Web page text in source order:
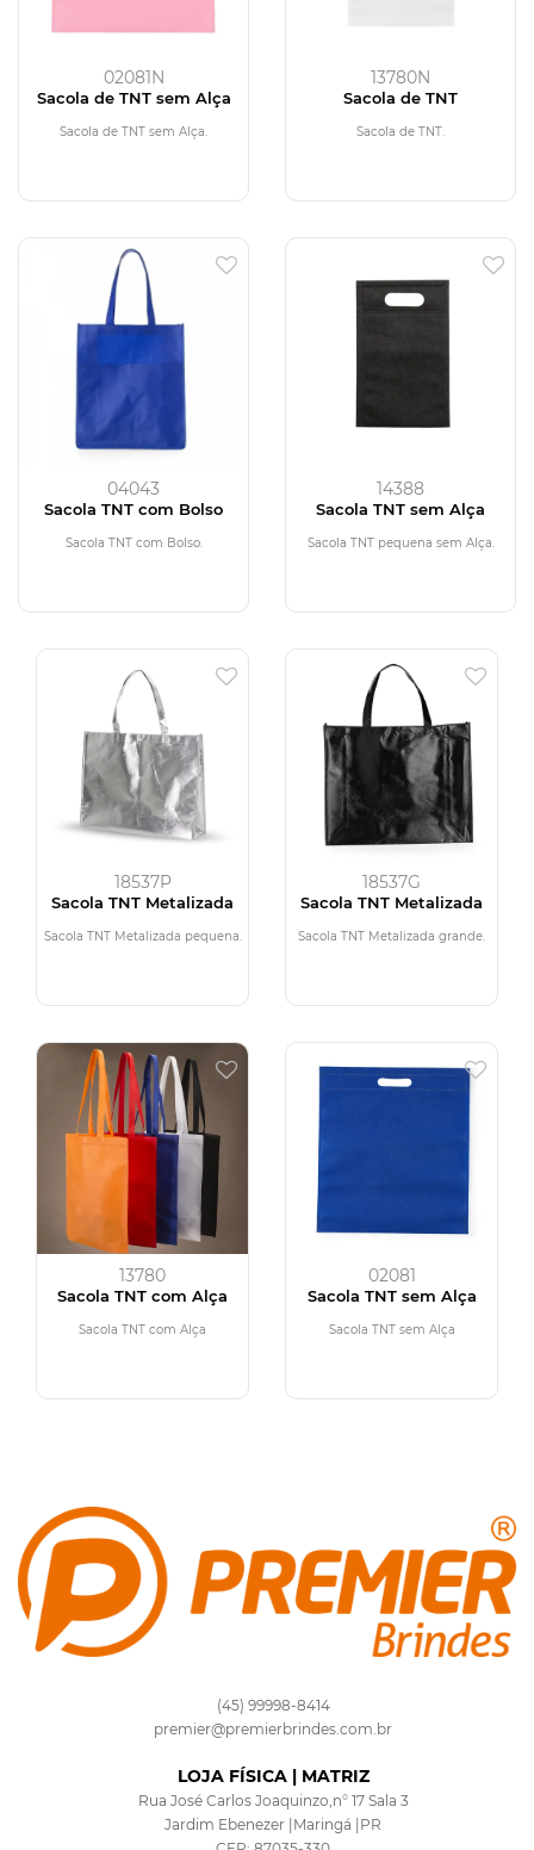
02081N
Sacola de TNT sem Alça
Sacola de TNT sem Alça.
13780N
Sacola de TNT
Sacola de TNT.
04043
Sacola TNT com Bolso
Sacola TNT com Bolso.
14388
Sacola TNT sem Alça
Sacola TNT pequena sem Alça.
18537P
Sacola TNT Metalizada
Sacola TNT Metalizada pequena.
18537G
Sacola TNT Metalizada
Sacola TNT Metalizada grande.
13780
Sacola TNT com Alça
Sacola TNT com Alça
02081
Sacola TNT sem Alça
Sacola TNT sem Alça
(45) 99998-8414
premier@premierbrindes.com.br
LOJA FÍSICA | MATRIZ
Rua José Carlos Joaquinzo,n° 17 Sala 3
Jardim Ebenezer |Maringá |PR